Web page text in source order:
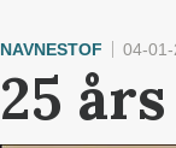
NAVNESTOF 04-
25